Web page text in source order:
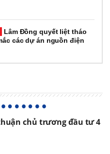
Lâm Đồng quyết liệt tháo
các dự án nguồn điện
chủ trương đầu tư 4